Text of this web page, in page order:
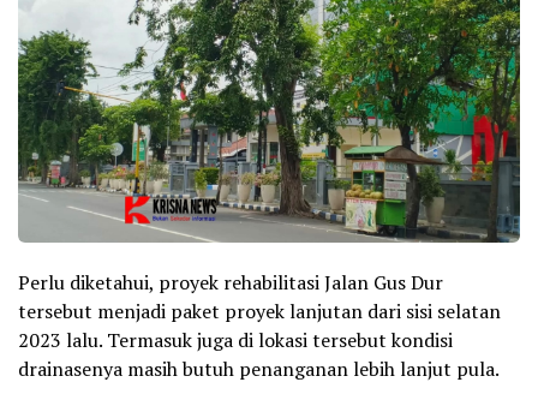
Perlu diketahui, proyek rehabilitasi Jalan Gus Dur
tersebut menjadi paket proyek lanjutan dari sisi selatan
2023 lalu. Termasuk juga di lokasi tersebut kondisi
drainasenya masih butuh penanganan lebih lanjut pula.